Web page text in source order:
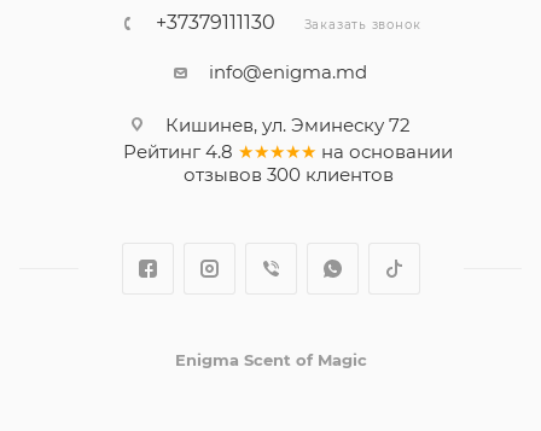
+37379111130 Заказать звонок
info@enigma.md
Кишинев, ул. Эминеску 72
Рейтинг 4.8 ★★★★★ на основании
отзывов 300клиентов
Enigma Scent of Magic